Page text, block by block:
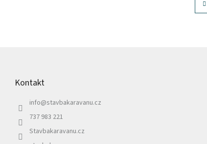
Kontakt
info@stavbakaravanu.cz
737 983 221
Stavbakaravanu.cz